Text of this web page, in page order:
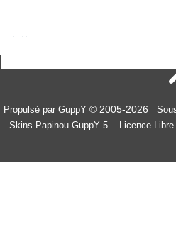
Propulsé par GuppY © 2005-2026
Skins Papinou GuppY 5
Licence